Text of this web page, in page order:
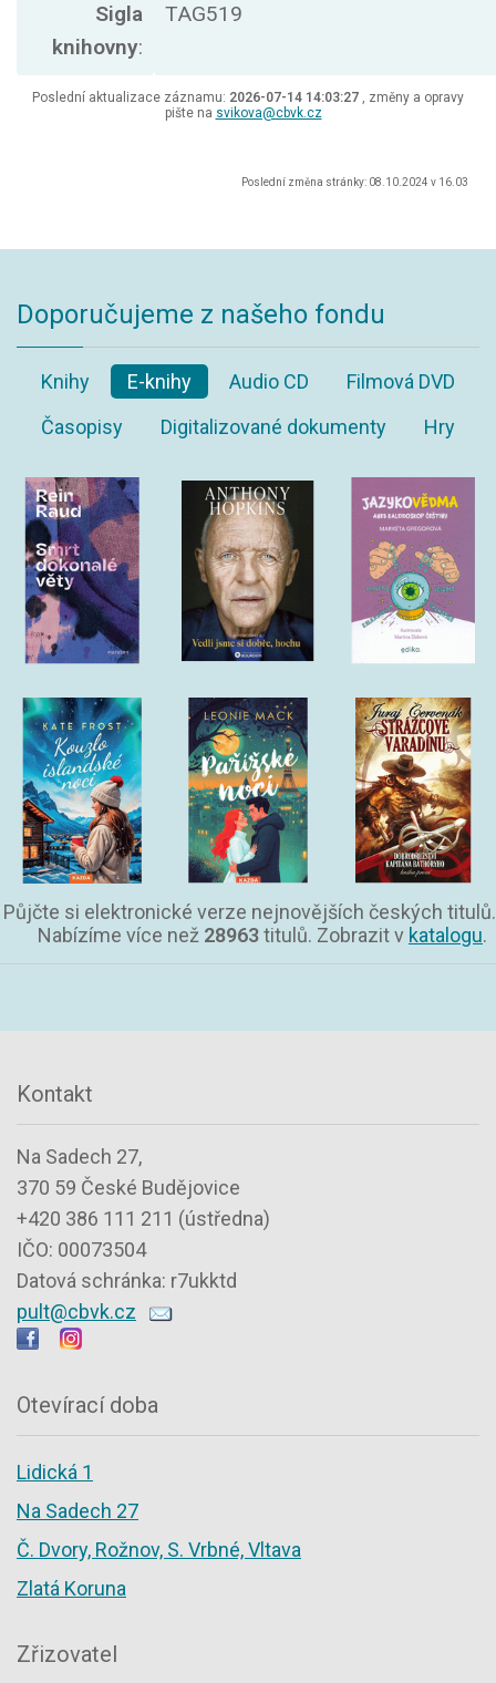
Sigla
knihovny:
TAG519
Poslední aktualizace záznamu: 2026-07-14 14:03:27 , změny a opravy
pište na svikova@cbvk.cz
Poslední změna stránky: 08.10.2024 v 16.03
Doporučujeme z našeho fondu
Knihy E-knihy Audio CD
Filmová DVD
Časopisy
Digitalizované dokumenty Hry
Půjčte si elektronické verze nejnovějších českých titulů.
Nabízíme více než 28963titulů. Zobrazit v katalogu.
Kontakt
Na Sadech 27,
370 59 České Budějovice
+420 386 111 211 (ústředna)
IČO: 00073504
Datová schránka: r7ukktd
pult@cbvk.cz
Otevírací doba
Lidická 1
Na Sadech 27
Č. Dvory, Rožnov, S. Vrbné, Vltava
Zlatá Koruna
Zřizovatel